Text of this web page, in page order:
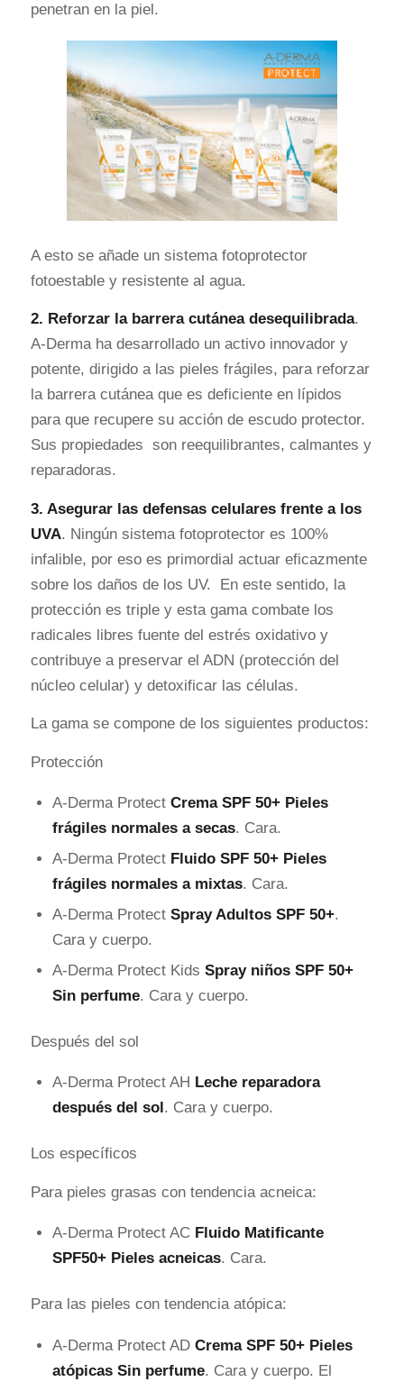
penetran en la piel.
A esto se añade un sistema fotoprotector
fotoestable y resistente al agua.
2. Reforzar la barrera cutánea desequilibrada.
A-Derma ha desarrollado un activo innovador y
potente, dirigido a las pieles frágiles, para reforzar
la barrera cutánea que es deficiente en lípidos
para que recupere su acción de escudo protector.
Sus propiedades son reequilibrantes, calmantes y
reparadoras.
3. Asegurar las defensas celulares frente a los
UVA. Ningún sistema fotoprotector es 100%
infalible, por eso es primordial actuar eficazmente
sobre los daños de los UV. En este sentido, la
protección es triple y esta gama combate los
radicales libres fuente del estrés oxidativo y
contribuye a preservar el ADN (protección del
núcleo celular) y detoxificar las células.
La gama se compone de los siguientes productos:
Protección
A-Derma Protect Crema SPF 50+ Pieles
frágiles normales a secas. Cara.
A-Derma Protect Fluido SPF 50+ Pieles
frágiles normales a mixtas. Cara.
A-Derma Protect Spray Adultos SPF 50+.
Cara y cuerpo.
A-Derma Protect Kids Spray niños SPF 50+
Sin perfume. Cara y cuerpo.
Después del sol
A-Derma Protect AH Leche reparadora
después del sol . Cara y cuerpo.
Los específicos
Para pieles grasas con tendencia acneica:
A-Derma Protect ACFluido Matificante
SPF50+ Pieles acneicas. Cara.
Para las pieles con tendencia atópica:
A-Derma Protect AD Crema SPF 50+ Pieles
atópicas Sin perfume. Cara y cuerpo. El